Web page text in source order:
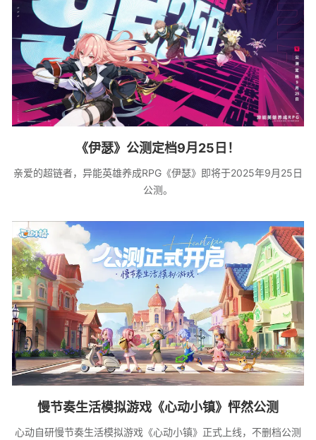
《伊瑟》公测定档9月25日！
亲爱的超链者，异能英雄养成RPG《伊瑟》即将于2025年9月25日
公测。
慢节奏生活模拟游戏《心动小镇》怦然公测
心动自研慢节奏生活模拟游戏《心动小镇》正式上线，不删档公测